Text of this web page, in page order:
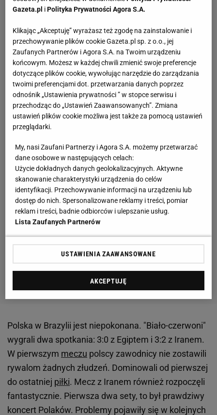
Polska w Brazylii jest niepokonana. "Biało-czerwoni"
wygrali dwa spotkania: 3:0 z Egiptem i 3:2 z Iranem.
W pierwszym meczu polscy zawodnicy nie zostawili
rywalom żadnych złudzeń. Dominowali od pierwszej
do ostatniej piłki. Mecz z Iranem również rozpoczęli
fantastycznie. Pierwsza dwa sety, to był prawdziwy
koncert Polaków. Problemy pojawiły się w kolejnych
Gazeta.pl iPolityka Prywatności Agora S.A.
Klikając „Akceptuję” wyrażasz też zgodę na zainstalowanie i
przechowywanie plików cookie Gazeta.pl sp. z o.o., jej
Zaufanych Partnerów i Agora S.A. na Twoim urządzeniu
końcowym. Możesz w każdej chwili zmienić swoje preferencje
dotyczące plików cookie, wywołując narzędzie do zarządzania
twoimi preferencjami dot. przetwarzania danych poprzez
odnośnik „Ustawienia prywatności ” w stopce serwisu i
przechodząc do „Ustawień Zaawansowanych”. Zmiana
ustawień plików cookie możliwa jest także za pomocą ustawień
przeglądarki.
My, nasi Zaufani Partnerzy i Agora S.A. możemy przetwarzać
dane osobowe w następujących celach:
Użycie dokładnych danych geolokalizacyjnych. Aktywne
skanowanie charakterystyki urządzenia do celów
identyfikacji. Przechowywanie informacji na urządzeniu lub
dostęp do nich. Spersonalizowane reklamy i treści, pomiar
reklam i treści, badnie odbiorców i ulepszanie usług.
Lista Zaufanych Partnerów
USTAWIENIA ZAAWANSOWANE
AKCEPTUJĘ